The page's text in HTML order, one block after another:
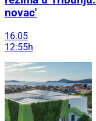
novac'
16.05
12:55h